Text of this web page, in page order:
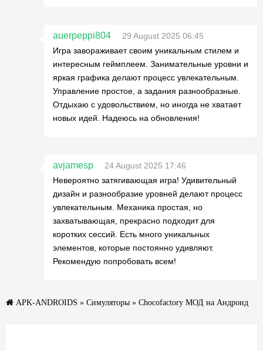
auerpeppi804
29 August 2025 06:45
Игра завораживает своим уникальным стилем и
интересным геймплеем. Занимательные уровни и
яркая графика делают процесс увлекательным.
Управление простое, а задания разнообразные.
Отдыхаю с удовольствием, но иногда не хватает
новых идей. Надеюсь на обновления!
avjamesp
24 August 2025 17:46
Невероятно затягивающая игра! Удивительный
дизайн и разнообразие уровней делают процесс
увлекательным. Механика простая, но
захватывающая, прекрасно подходит для
коротких сессий. Есть много уникальных
элементов, которые постоянно удивляют.
Рекомендую попробовать всем!
APK-ANDROIDS » Симуляторы » Chocofactory МОД на Андроид